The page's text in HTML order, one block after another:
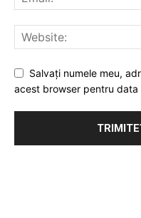
Salvați numele meu,
acest browser pentru data